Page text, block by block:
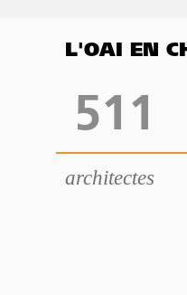
L'OAI EN
511
architectes